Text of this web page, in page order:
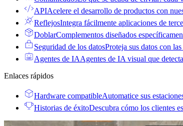
APIAcelere el desarrollo de productos con
ReflejosIntegra fácilmente aplicaciones de
DoblarComplementos diseñados
Seguridad de los datosProteja sus datos con
Agentes de IAAgentes de IA visual que
Enlaces rápidos
Hardware compatibleAutomatice sus
Historias de éxitoDescubra cómo los clientes